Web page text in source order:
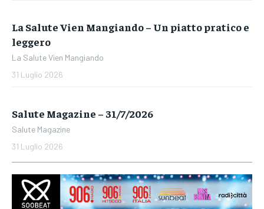
La Salute Vien Mangiando – Un piatto pratico e
leggero
La Salute Vien Mangiando
31 Luglio 2026
Salute Magazine – 31/7/2026
Salute Magazine
31 Luglio 2026